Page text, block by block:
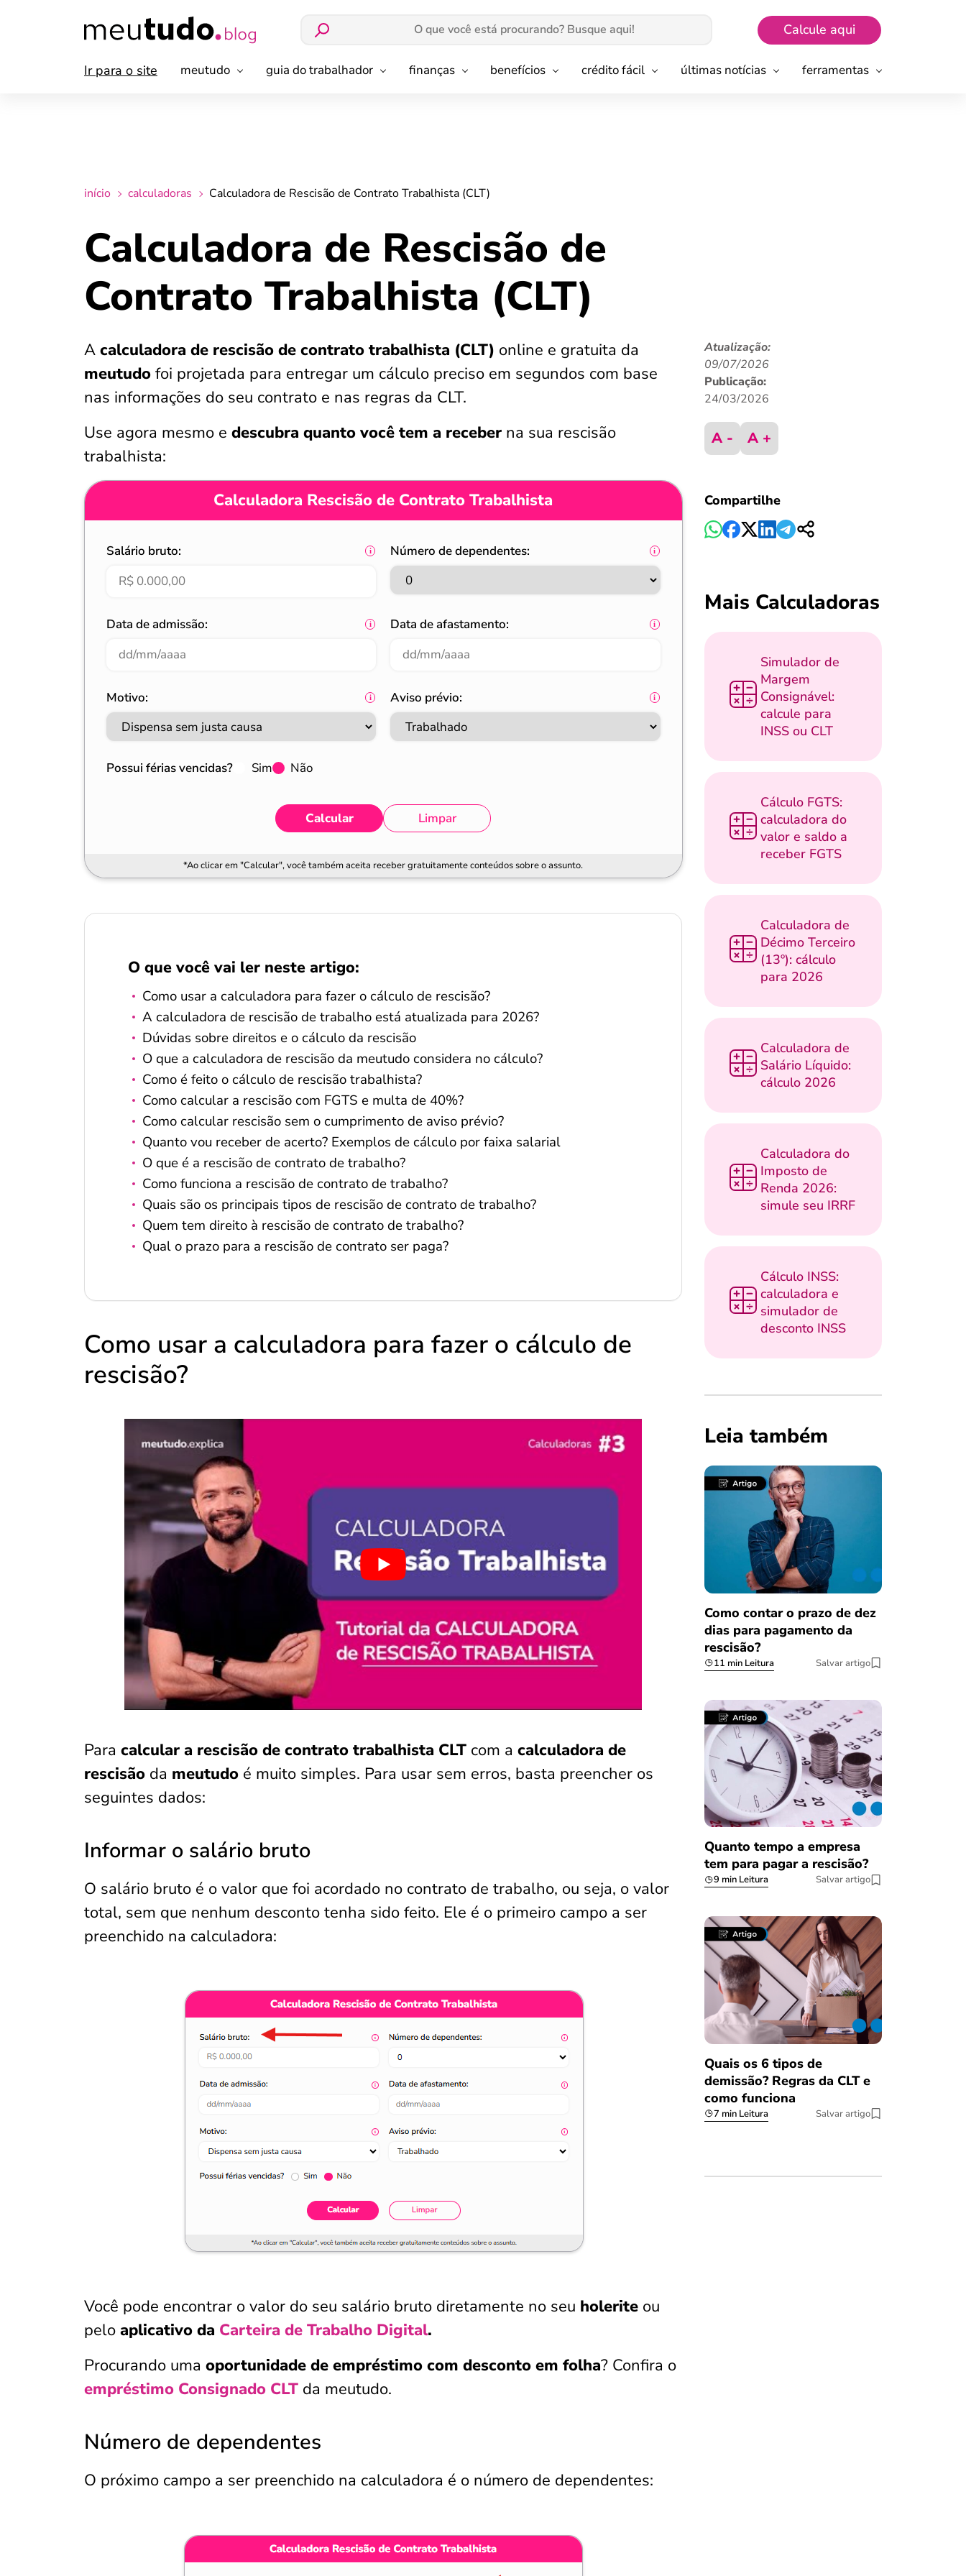
Calcule aqui
Ir para o site meutudo guia do trabalhador finanças benefícios crédito fácil últimas notícias ferramentas
início calculadoras Calculadora de Rescisão de Contrato Trabalhista (CLT)
Calculadora de Rescisão de
Contrato Trabalhista (CLT)
A calculadora de rescisão de contrato trabalhista (CLT) online e gratuita da
meutudo foi projetada para entregar um cálculo preciso em segundos com base
nas informações do seu contrato e nas regras da CLT.
Use agora mesmo e descubra quanto você tem a receber na sua rescisão
trabalhista:
Calculadora Rescisão de Contrato Trabalhista
Salário bruto: Número de dependentes:
Data de admissão: Data de afastamento:
Motivo: Aviso prévio:
Possui férias vencidas? Sim Não
Calcular Limpar
*Ao clicar em "Calcular", você também aceita receber gratuitamente conteúdos sobre o assunto.
O que você vai ler neste artigo:
Como usar a calculadora para fazer o cálculo de rescisão?
A calculadora de rescisão de trabalho está atualizada para 2026?
Dúvidas sobre direitos e o cálculo da rescisão
O que a calculadora de rescisão da meutudo considera no cálculo?
Como é feito o cálculo de rescisão trabalhista?
Como calcular a rescisão com FGTS e multa de 40%?
Como calcular rescisão sem o cumprimento de aviso prévio?
Quanto vou receber de acerto? Exemplos de cálculo por faixa salarial
O que é a rescisão de contrato de trabalho?
Como funciona a rescisão de contrato de trabalho?
Quais são os principais tipos de rescisão de contrato de trabalho?
Quem tem direito à rescisão de contrato de trabalho?
Qual o prazo para a rescisão de contrato ser paga?
Como usar a calculadora para fazer o cálculo de
rescisão?
Para calcular a rescisão de contrato trabalhista CLT com a calculadora de
rescisão da meutudo é muito simples. Para usar sem erros, basta preencher os
seguintes dados:
Informar o salário bruto
O salário bruto é o valor que foi acordado no contrato de trabalho, ou seja, o valor
total, sem que nenhum desconto tenha sido feito. Ele é o primeiro campo a ser
preenchido na calculadora:
Você pode encontrar o valor do seu salário bruto diretamente no seu holerite ou
pelo aplicativo da Carteira de Trabalho Digital.
Procurando uma oportunidade de empréstimo com desconto em folha? Confira o
empréstimo Consignado CLT da meutudo.
Número de dependentes
O próximo campo a ser preenchido na calculadora é o número de dependentes:
Atualização:
09/07/2026
Publicação:
24/03/2026
A - A +
Compartilhe
Mais Calculadoras
Simulador de
Margem
Consignável:
calcule para
INSS ou CLT
Cálculo FGTS:
calculadora do
valor e saldo a
receber FGTS
Calculadora de
Décimo Terceiro
(13º): cálculo
para 2026
Calculadora de
Salário Líquido:
cálculo 2026
Calculadora do
Imposto de
Renda 2026:
simule seu IRRF
Cálculo INSS:
calculadora e
simulador de
desconto INSS
Leia também
Como contar o prazo de dez
dias para pagamento da
rescisão?
11 min Leitura Salvar artigo
Quanto tempo a empresa
tem para pagar a rescisão?
9 min Leitura Salvar artigo
Quais os 6 tipos de
demissão? Regras da CLT e
como funciona
7 min Leitura Salvar artigo